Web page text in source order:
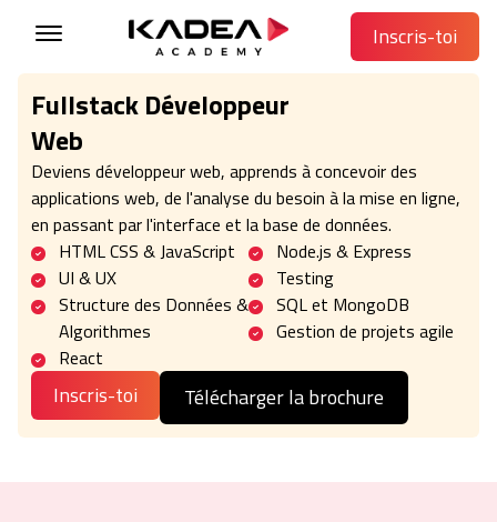
Inscris-toi
Fullstack Développeur
Web
Deviens développeur web, apprends à concevoir des
applications web, de l'analyse du besoin à la mise en ligne,
en passant par l'interface et la base de données.
HTML CSS & JavaScript
UI & UX
Structure des Données &
Algorithmes
React
Node.js & Express
Testing
SQL et MongoDB
Gestion de projets agile
Inscris-toi Télécharger la brochure
Navigated to Fullstack Développeur Web